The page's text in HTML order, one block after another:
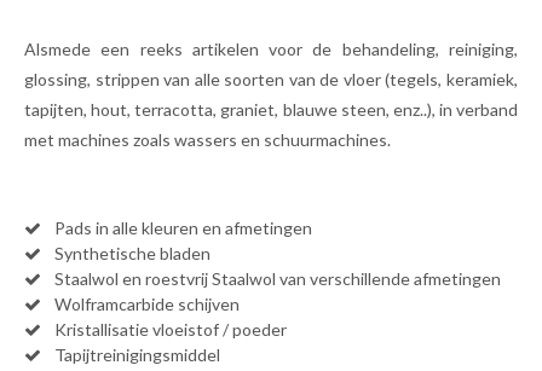
Alsmede een reeks artikelen voor de behandeling, reiniging,
glossing, strippen van alle soorten van de vloer (tegels, keramiek,
tapijten, hout, terracotta, graniet, blauwe steen, enz..), in verband
met machines zoals wassers en schuurmachines.
Pads in alle kleuren en afmetingen
Synthetische bladen
Staalwol en roestvrij Staalwol van verschillende afmetingen
Wolframcarbide schijven
Kristallisatie vloeistof / poeder
Tapijtreinigingsmiddel